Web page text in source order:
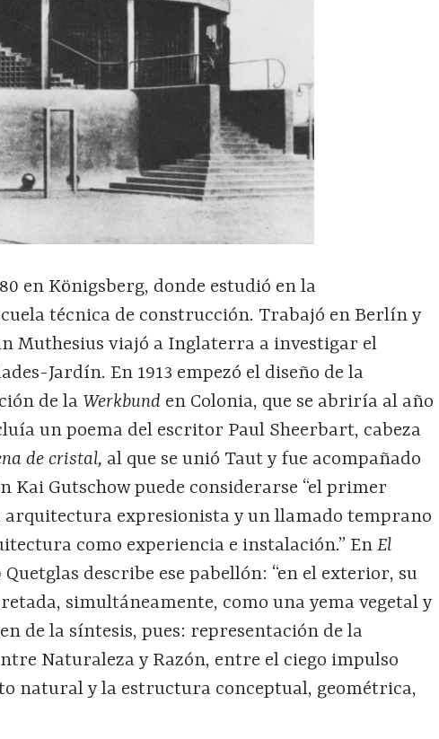
en Königsberg, donde estudió en la
técnica de construcción. Trabajó en Berlín y
Muthesius viajó a Inglaterra a investigar el
Jardín. En 1913 empezó el diseño de la
de la Werkbund en Colonia, que se abriría al año
un poema del escritor Paul Sheerbart, cabeza
de cristal, al que se unió Taut y fue acompañado
Kai Gutschow puede considerarse “el primer
arquitectura expresionista y un llamado temprano
como experiencia e instalación.” EnEl
Quetglas describe ese pabellón: “en el exterior, su
simultáneamente, como una yema vegetal y
de la síntesis, pues: representación de la
Naturaleza y Razón, entre el ciego impulso
natural y la estructura conceptual, geométrica,